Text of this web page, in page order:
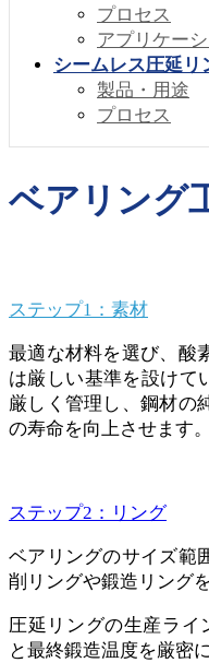
プロセス
アプリケー
シームレス圧延リ
製品・用途
プロセス
ベアリング
ステップ1：素材
最適な材料を選び、酸
は厳しい基準を設けて
厳しく管理し、鋼材の
の寿命を向上させます。
ステップ2：リング
ベアリングのサイズ範
削リングや鍛造リング
圧延リングの生産ライ
と最終鍛造温度を厳密